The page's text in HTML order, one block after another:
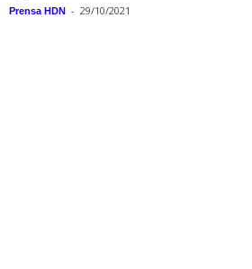
Prensa HDN - 29/10/2021